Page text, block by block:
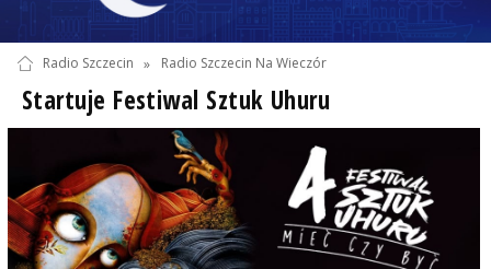
Radio Szczecin » Radio Szczecin Na Wieczór
Startuje Festiwal Sztuk Uhuru